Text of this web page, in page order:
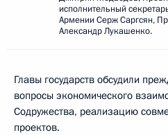
исполнительный
Армении Серж Саргсян,
Александр Лукашенко.
Главы государств обсудили
вопросы экономического
Содружества, реализацию
проектов.